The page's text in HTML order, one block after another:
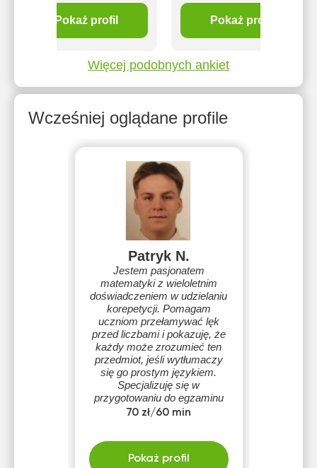
Pokaż profil Pokaż profil
Więcej podobnych ankiet
Wcześniej oglądane profile
Patryk N.
Jestem pasjonatem
matematyki z wieloletnim
doświadczeniem w udzielaniu
korepetycji. Pomagam
uczniom przełamywać lęk
przed liczbami i pokazuję, że
każdy może zrozumieć ten
przedmiot, jeśli wytłumaczy
się go prostym językiem.
Specjalizuję się w
przygotowaniu do egzaminu
ósmoklasisty oraz matury,
70 zł/60 min
Pokaż profil